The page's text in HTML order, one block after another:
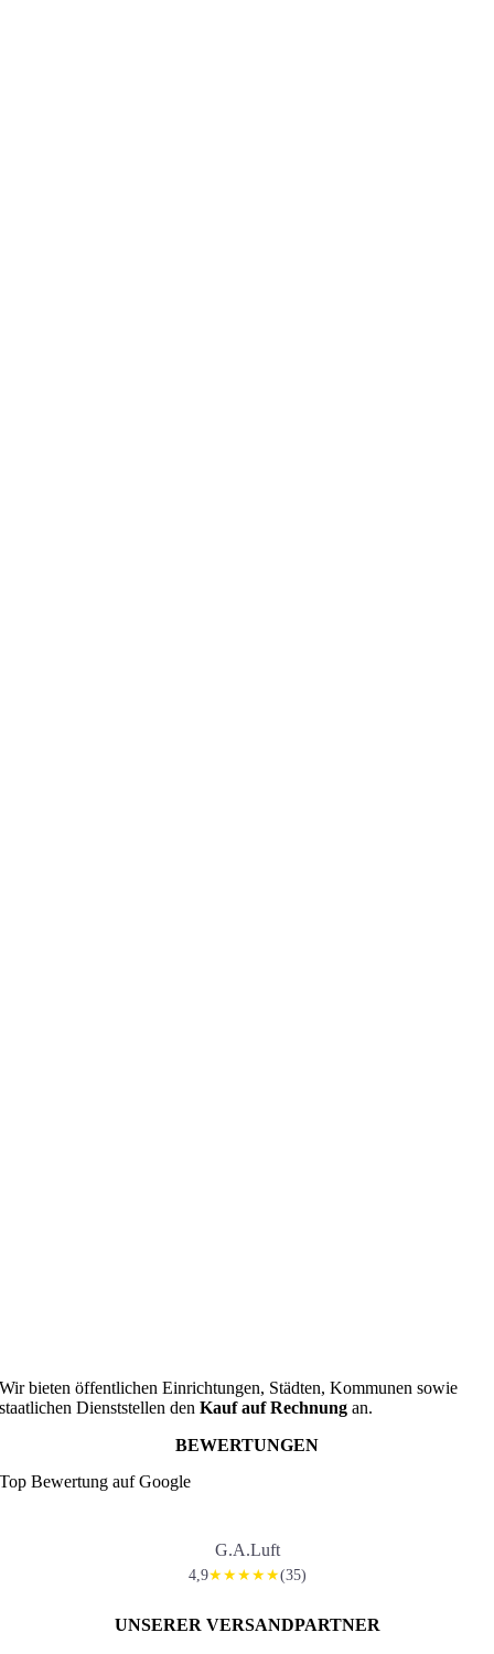
Wir bieten öffentlichen Einrichtungen, Städten, Kommunen sowie
staatlichen Dienststellen denKauf auf Rechnung an.
BEWERTUNGEN
Top Bewertung auf Google
G.A.Luft
4,9★★★★★(35)
UNSERER VERSANDPARTNER